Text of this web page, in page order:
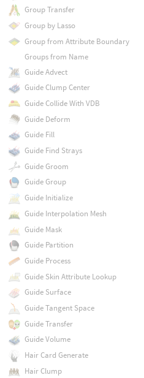
Group Transfer
Group by Lasso
Group from Attribute Boundary
Groups from Name
Guide Advect
Guide Clump Center
Guide Collide With VDB
Guide Deform
Guide Fill
Guide Find Strays
Guide Groom
Guide Group
Guide Initialize
Guide Interpolation Mesh
Guide Mask
Guide Partition
Guide Process
Guide Skin Attribute Lookup
Guide Surface
Guide Tangent Space
Guide Transfer
Guide Volume
Hair Card Generate
Hair Clump